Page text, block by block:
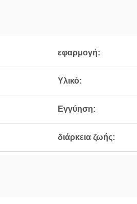
εφαρμογή:
Υλικό:
Εγγύηση:
διάρκεια ζωής: